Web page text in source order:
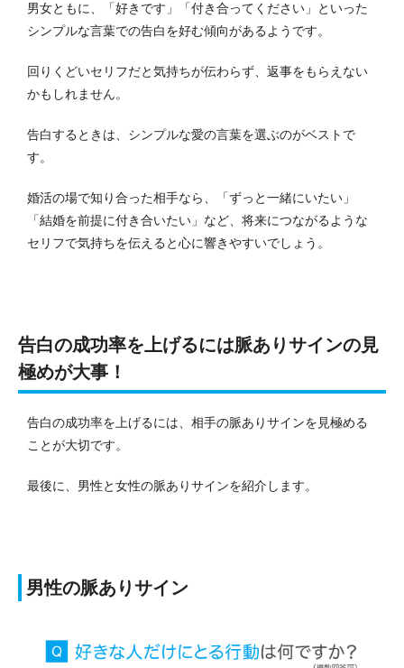
男女ともに、「好きです」「付き合ってください」といった
シンプルな言葉での告白を好む傾向があるようです。
回りくどいセリフだと気持ちが伝わらず、返事をもらえない
かもしれません。
告白するときは、シンプルな愛の言葉を選ぶのがベストで
す。
婚活の場で知り合った相手なら、「ずっと一緒にいたい」
「結婚を前提に付き合いたい」など、将来につながるような
セリフで気持ちを伝えると心に響きやすいでしょう。
告白の成功率を上げるには脈ありサインの見
極めが大事！
告白の成功率を上げるには、相手の脈ありサインを見極める
ことが大切です。
最後に、男性と女性の脈ありサインを紹介します。
男性の脈ありサイン